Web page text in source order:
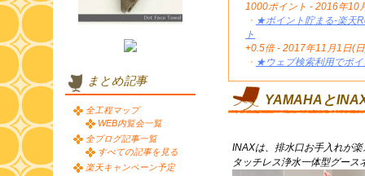
1000ポイント - 2016年10
・ ★ポイント貯まる-楽天
ト
+0.5倍 - 2017年11月1日(
・ ★ウェブ検索利用でポ
YAMAHAと
INAXは、排水口お手入れが
タッチレス浄水一体型グース
まとめ記事
全工程マップ
WEB内覧会一覧
全ブログ記事一覧
すべての記事を見る
楽天キャンペーン予定